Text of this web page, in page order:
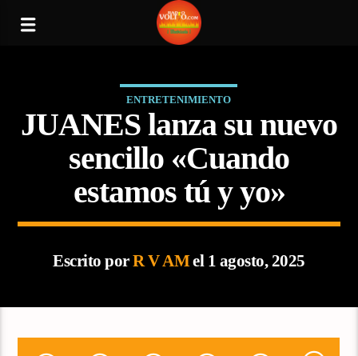
ENTRETENIMIENTO
JUANES lanza su nuevo
sencillo «Cuando
estamos tú y yo»
Escrito porR V AMel 1 agosto, 2025